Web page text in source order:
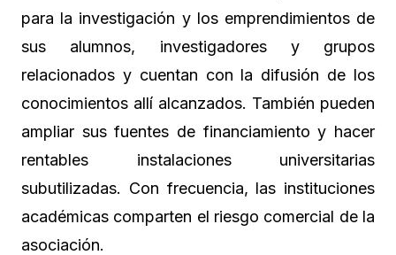
para la investigación y los emprendimientos de
sus alumnos, investigadores y grupos
relacionados y cuentan con la difusión de los
conocimientos allí alcanzados. También pueden
ampliar sus fuentes de financiamiento y hacer
rentables instalaciones universitarias
subutilizadas. Con frecuencia, las instituciones
académicas comparten el riesgo comercial de la
asociación.